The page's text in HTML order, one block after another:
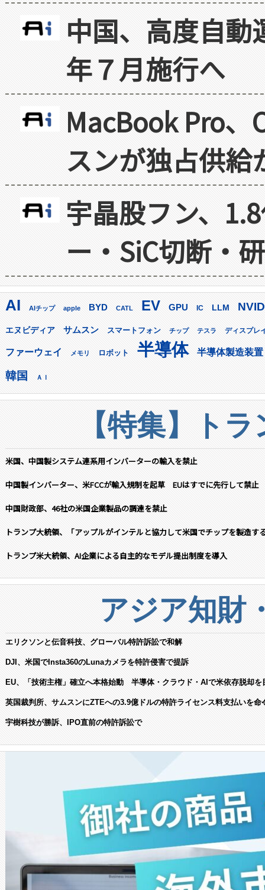
中国、高度自
年７月施行へ
MacBook Pro
スンが独占供給
宇晶股フン、
ー・SiC切断・
AI AIチップ apple BYD CATL EV GPU IC LLM
エヌビディア サムスン スマートフォン チップ テスラ ディスプレ
ファーウェイ メモリ ロボット 半導体 半導体製造装置
韓国 ＡＩ
【特集】ト
米国、中国製システム連系用インバーターの輸入を禁止
中国製インバーター、米FCCが輸入規制を起草 EUはすでに先行して禁止
中国財政部、46社の米国企業製品の調達を禁止
トランプ大統領、「アップルがインテルと協力して米国でチップを製造す
トランプ米大統領、AI企業による自主的なモデル提出制度を導入
アジア知財
エリクソンと伝音科技、グローバル特許訴訟で和解
DJI、米国でInsta360のLunaカメラを特許侵害で提訴
EU、「技術主権」確立へ本格始動 半導体・クラウド・AIで米依存脱却を
英国裁判所、サムスンにZTEへの3.9億ドルの特許ライセンス料支払いを命
宇樹科技が勝訴、IPO直前の特許訴訟で